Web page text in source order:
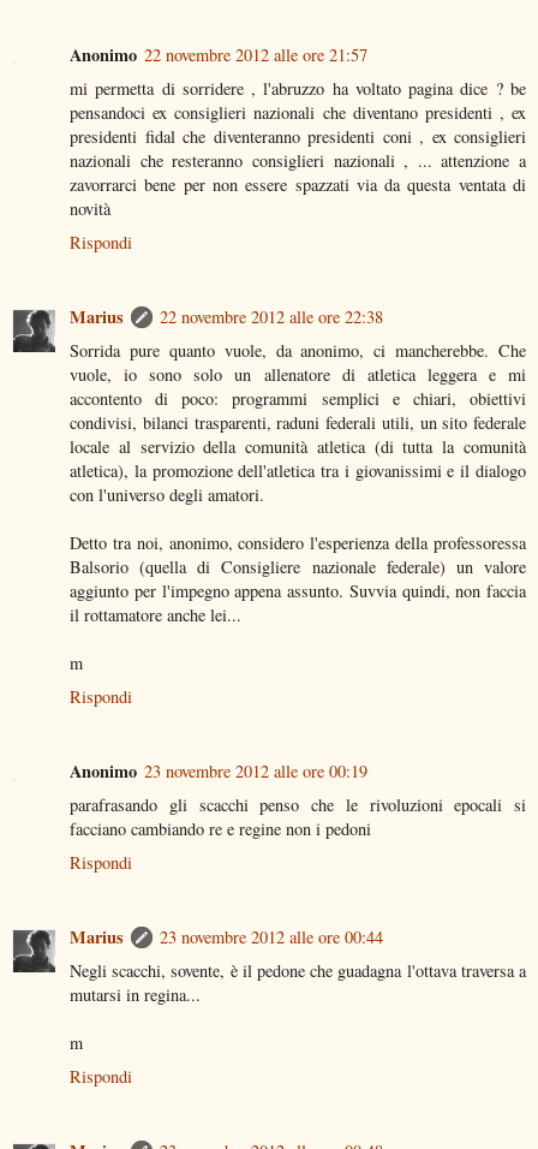
Anonimo 22 novembre 2012 alle ore 21:57
mi permetta di sorridere , l'abruzzo ha voltato pagina dice ? be
pensandoci ex consiglieri nazionali che diventano presidenti , ex
presidenti fidal che diventeranno presidenti coni , ex consiglieri
nazionali che resteranno consiglieri nazionali , ... attenzione a
zavorrarci bene per non essere spazzati via da questa ventata di
novità
Rispondi
Marius
22 novembre 2012 alle ore 22:38
Sorrida pure quanto vuole, da anonimo, ci mancherebbe. Che
vuole, io sono solo un allenatore di atletica leggera e mi
accontento di poco: programmi semplici e chiari, obiettivi
condivisi, bilanci trasparenti, raduni federali utili, un sito federale
locale al servizio della comunità atletica (di tutta la comunità
atletica), la promozione dell'atletica tra i giovanissimi e il dialogo
con l'universo degli amatori.
Detto tra noi, anonimo, considero l'esperienza della professoressa
Balsorio (quella di Consigliere nazionale federale) un valore
aggiunto per l'impegno appena assunto. Suvvia quindi, non faccia
il rottamatore anche lei...
m
Rispondi
Anonimo 23 novembre 2012 alle ore 00:19
parafrasando gli scacchi penso che le rivoluzioni epocali si
facciano cambiando re e regine non i pedoni
Rispondi
Marius
23 novembre 2012 alle ore 00:44
Negli scacchi, sovente, è il pedone che guadagna l'ottava traversa a
mutarsi in regina...
m
Rispondi